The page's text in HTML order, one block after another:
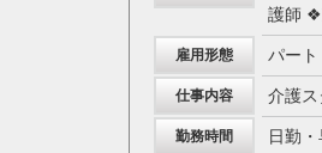
護師 ❖
雇用形態 パート
仕事内容 介護ス
勤務時間 日勤